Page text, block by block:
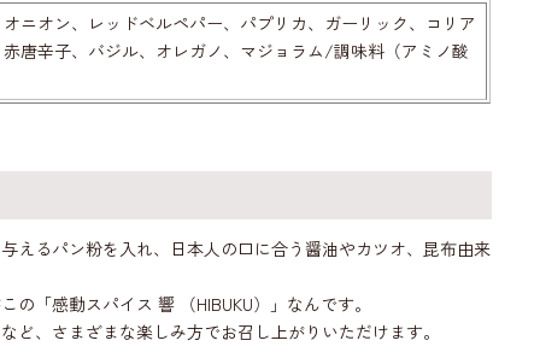
ニオン、レッドベルペパー、パプリカ、ガーリック、コリア
唐辛子、バジル、オレガノ、マジョラム/調味料（アミノ酸
えるパン粉を入れ、日本人の口に合う醤油やカツオ、昆布由来
「感動スパイス 響 （HIBUKU）」なんです。
、さまざまな楽しみ方でお召し上がりいただけます。